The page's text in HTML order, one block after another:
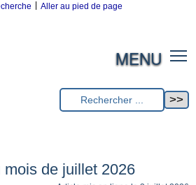
Aller au pied de page
MENU
de juillet 2026